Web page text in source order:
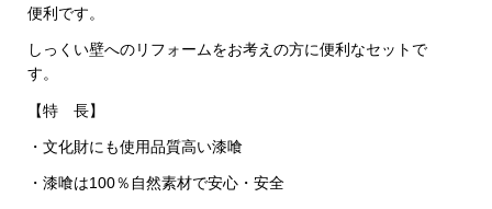
便利です。
しっくい壁へのリフォームをお考えの方に便利なセットで
す。
【特 長】
・文化財にも使用品質高い漆喰
・漆喰は100％自然素材で安心・安全